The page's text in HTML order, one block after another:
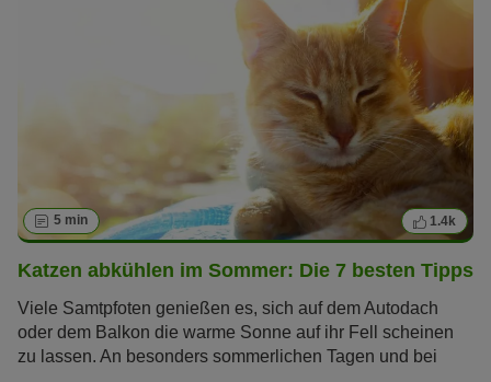
welchem Alter gelten Katzen als Senioren?
5 min 1.4k
Katzen abkühlen im Sommer: Die 7 besten Tipps
Viele Samtpfoten genießen es, sich auf dem Autodach
oder dem Balkon die warme Sonne auf ihr Fell scheinen
zu lassen. An besonders sommerlichen Tagen und bei